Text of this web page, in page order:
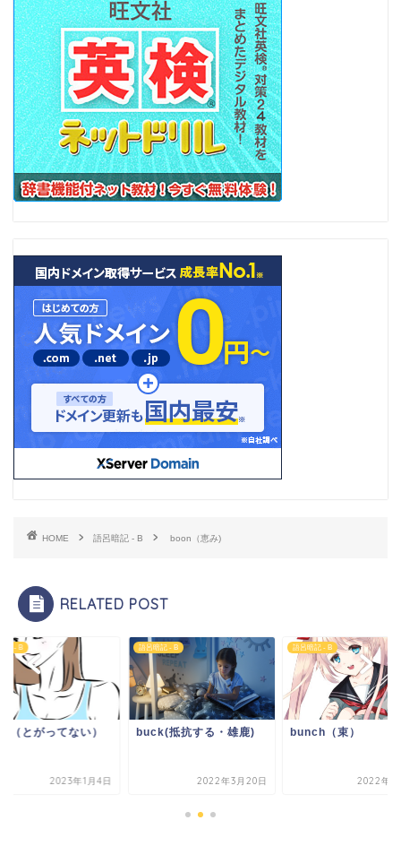
HOME 語呂暗記 - B boon（恵み)
RELATED POST
記 - B
（とがってない）
2023年1月4日
語呂暗記 - B
buck(抵抗する・雄鹿)
2022年3月20日
語呂暗記 - B
bunch（束）
2022年4